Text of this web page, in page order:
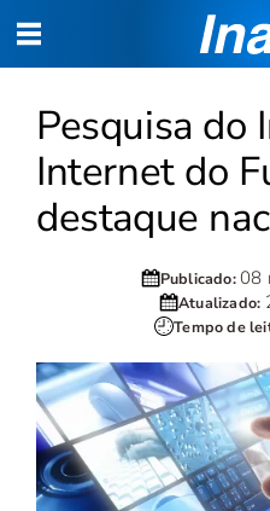
Pesquisa do
Internet do
destaque
Publicado:08
Atualizado:
Tempo de